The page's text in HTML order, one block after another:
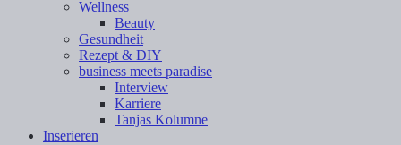
Wellness
Beauty
Gesundheit
Rezept & DIY
business meets paradise
Interview
Karriere
Tanjas Kolumne
Inserieren